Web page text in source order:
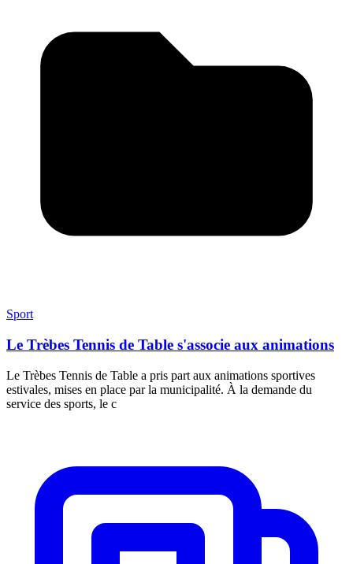
Sport
Le Trèbes Tennis de Table s'associe aux animations
Le Trèbes Tennis de Table a pris part aux animations sportives
estivales, mises en place par la municipalité. À la demande du
service des sports, le c